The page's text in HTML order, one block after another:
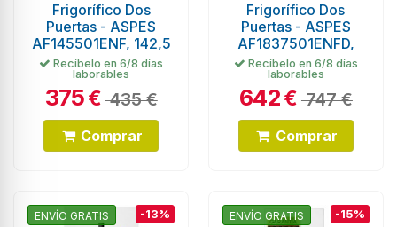
Frigorífico Dos
Puertas - ASPES
AF145501ENF, 142,5
cm, 145L, Eficiencia
E
Recíbelo en 6/8 días
laborables
375€ 435 €
Comprar
Frigorífico Dos
Puertas - ASPES
AF1837501ENFD,
Blanco, Alto 1.83 cm,
Ancho 75 cm
Recíbelo en 6/8 días
laborables
642€ 747 €
Comprar
ENVÍO GRATIS -13% ENVÍO GRATIS -15%